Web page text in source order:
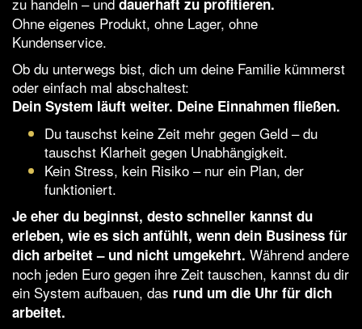
Ohne eigenes Produkt, ohne Lager, ohne
Kundenservice.
Ob du unterwegs bist, dich um deine Familie kümmerst
oder einfach mal abschaltest:
Dein System läuft weiter. Deine Einnahmen fließen.
Du tauschst keine Zeit mehr gegen Geld – du
tauschst Klarheit gegen Unabhängigkeit.
Kein Stress, kein Risiko – nur ein Plan, der
funktioniert.
Je eher du beginnst, desto schneller kannst du
erleben, wie es sich anfühlt, wenn dein Business für
dich arbeitet – und nicht umgekehrt. Während andere
noch jeden Euro gegen ihre Zeit tauschen, kannst du dir
ein System aufbauen, das rund um die Uhr für dich
arbeitet.